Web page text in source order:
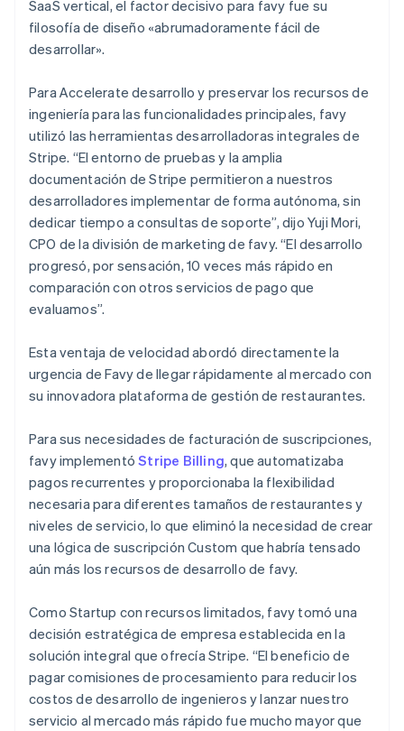
SaaS vertical, el factor decisivo para favy fue su
filosofía de diseño «abrumadoramente fácil de
desarrollar».
Para Accelerate desarrollo y preservar los recursos de
ingeniería para las funcionalidades principales, favy
utilizó las herramientas desarrolladoras integrales de
Stripe. “El entorno de pruebas y la amplia
documentación de Stripe permitieron a nuestros
desarrolladores implementar de forma autónoma, sin
dedicar tiempo a consultas de soporte”, dijo Yuji Mori,
CPO de la división de marketing de favy. “El desarrollo
progresó, por sensación, 10 veces más rápido en
comparación con otros servicios de pago que
evaluamos”.
Esta ventaja de velocidad abordó directamente la
urgencia de Favy de llegar rápidamente al mercado con
su innovadora plataforma de gestión de restaurantes.
Para sus necesidades de facturación de suscripciones,
favy implementóStripe Billing, que automatizaba
pagos recurrentes y proporcionaba la flexibilidad
necesaria para diferentes tamaños de restaurantes y
niveles de servicio, lo que eliminó la necesidad de crear
una lógica de suscripción Custom que habría tensado
aún más los recursos de desarrollo de favy.
Como Startup con recursos limitados, favy tomó una
decisión estratégica de empresa establecida en la
solución integral que ofrecía Stripe. “El beneficio de
pagar comisiones de procesamiento para reducir los
costos de desarrollo de ingenieros y lanzar nuestro
servicio al mercado más rápido fue mucho mayor que